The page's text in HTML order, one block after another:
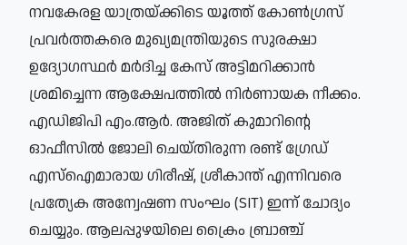
നവകേരള യാത്രയ്ക്കിടെ യൂത്ത് കോണ്‍ഗ്രസ്
പ്രവര്‍ത്തകരെ മുഖ്യമന്ത്രിയുടെ സുരക്ഷാ
ഉദ്യോഗസ്ഥര്‍ മര്‍ദിച്ച കേസ് അട്ടിമറിക്കാന്‍
ശ്രമിച്ചെന്ന ആക്ഷേപത്തില്‍ നിര്‍ണായക നീക്കം.
എഡിജിപി എം.ആര്‍. അജിത് കുമാറിന്റെ
ഓഫീസില്‍ ജോലി ചെയ്തിരുന്ന രണ്ട് ഗ്രേഡ്
എസ്‌ഐമാരായ ഗിരീഷ്, ശ്രീകാന്ത് എന്നിവരെ
പ്രത്യേക അന്വേഷണ സംഘം (SIT) ഇന്ന് ചോദ്യം
ചെയ്യും. ആലപ്പുഴയിലെ ക്രൈം ബ്രാഞ്ച്